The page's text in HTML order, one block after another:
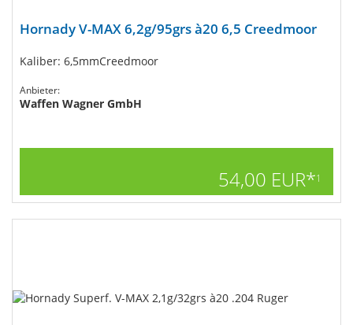
Hornady V-MAX 6,2g/95grs à20 6,5 Creedmoor
Kaliber: 6,5mmCreedmoor
Anbieter:
Waffen Wagner GmbH
54,00 EUR*1